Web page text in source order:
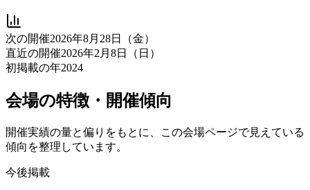
次の開催2026年8月28日（金）
直近の開催2026年2月8日（日）
初掲載の年2024
会場の特徴・開催傾向
開催実績の量と偏りをもとに、この会場ページで見えている
傾向を整理しています。
今後掲載